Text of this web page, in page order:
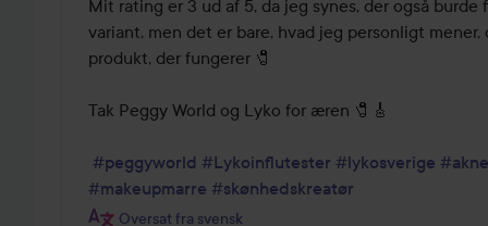
Mit rating er 3 ud af 5, da jeg synes, der også
variant, men det er bare, hvad jeg personligt
produkt, der fungerer 🧷
Tak Peggy World og Lyko for æren 🧷🎸
#peggyworld #Lykoinflutester #lykosverige
#makeupmarre #skønhedskreatør
Oversat fra svensk